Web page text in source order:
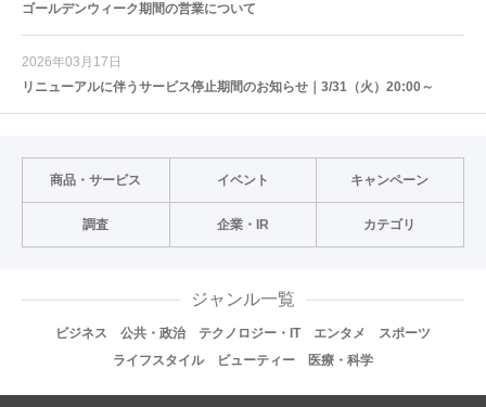
ゴールデンウィーク期間の営業について
2026年03月17日
リニューアルに伴うサービス停止期間のお知らせ｜3/31（火）20:00～
商品・サービス イベント キャンペーン
調査 企業・IR カテゴリ
ジャンル一覧
ビジネス 公共・政治 テクノロジー・IT エンタメ
スポーツ
ライフスタイル
ビューティー 医療・科学